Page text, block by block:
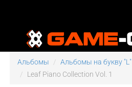
Альбомы
Альбомы на букву "L"
Leaf Piano Collection Vol. 1